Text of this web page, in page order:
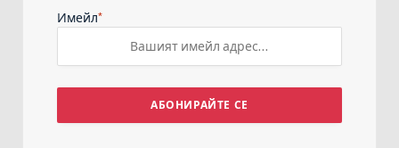
Имейл*